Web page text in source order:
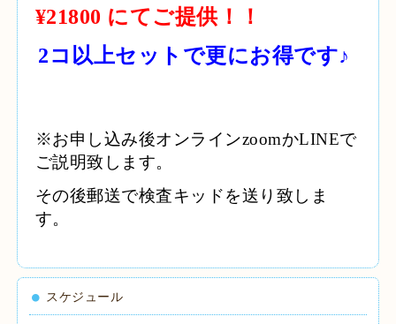
¥21800 にてご提供！！
2コ以上セットで更にお得です♪
※お申し込み後オンラインzoomかLINEで
ご説明致します。
その後郵送で検査キッドを送り致しま
す。
スケジュール